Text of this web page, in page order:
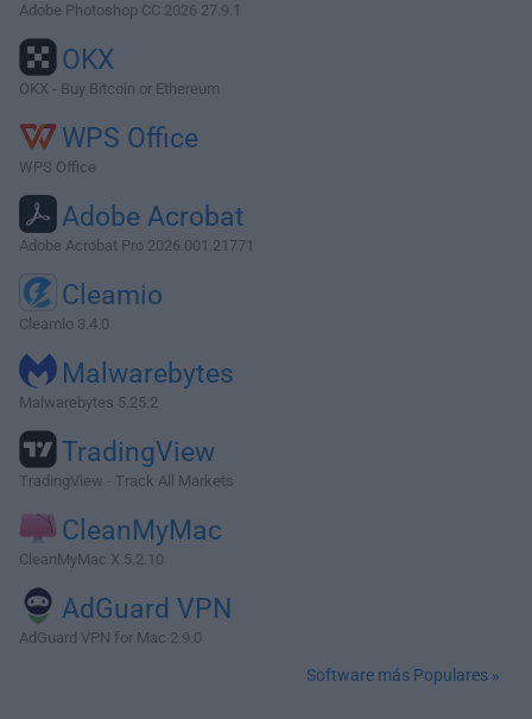
Adobe Photoshop CC 2026 27.9.1
OKX
OKX - Buy Bitcoin or Ethereum
WPS Office
WPS Office
Adobe Acrobat
Adobe Acrobat Pro 2026.001.21771
Cleamio
Cleamio 3.4.0
Malwarebytes
Malwarebytes 5.25.2
TradingView
TradingView - Track All Markets
CleanMyMac
CleanMyMac X 5.2.10
AdGuard VPN
AdGuard VPN for Mac 2.9.0
Software más Populares »